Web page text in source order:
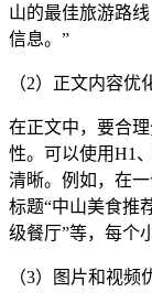
山的最佳旅游路
信息。”
（2）正文内容优
在正文中，要合
性。可以使用H1
清晰。例如，在
标题“中山美食推
级餐厅”等，每个
（3）图片和视频